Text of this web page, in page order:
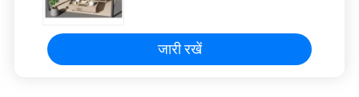
जारी रखें